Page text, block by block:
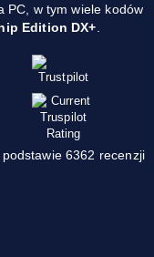
PC, w tym wiele kodów
Edition DX+
podstawie 6362 recenzji